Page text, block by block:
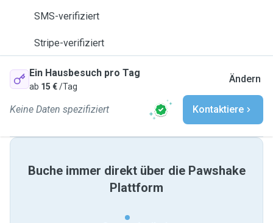
SMS-verifiziert
Stripe-verifiziert
Ein Hausbesuch pro Tag
ab 15 €/Tag
Ändern
Keine Daten spezifiziert Kontaktiere
Buche immer direkt über die Pawshake
Plattform